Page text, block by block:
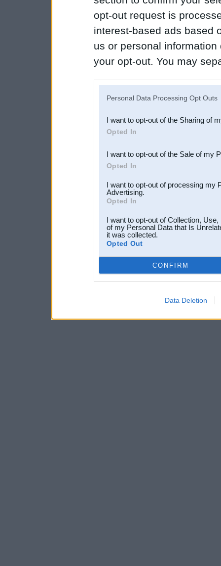
opt-out request is
interest-based ads based
us or personal
your opt-out. You may
Downstream Participants
third parties.
Personal Data Processing Opt Outs
I want to opt-out of the Sharing of
Opted In
I want to opt-out of the Sale of my
Opted In
I want to opt-out of processing my
Advertising.
Opted In
I want to opt-out of Collection,
of my Personal Data that Is
it was collected.
Opted Out
CONFIRM
Data Deletion